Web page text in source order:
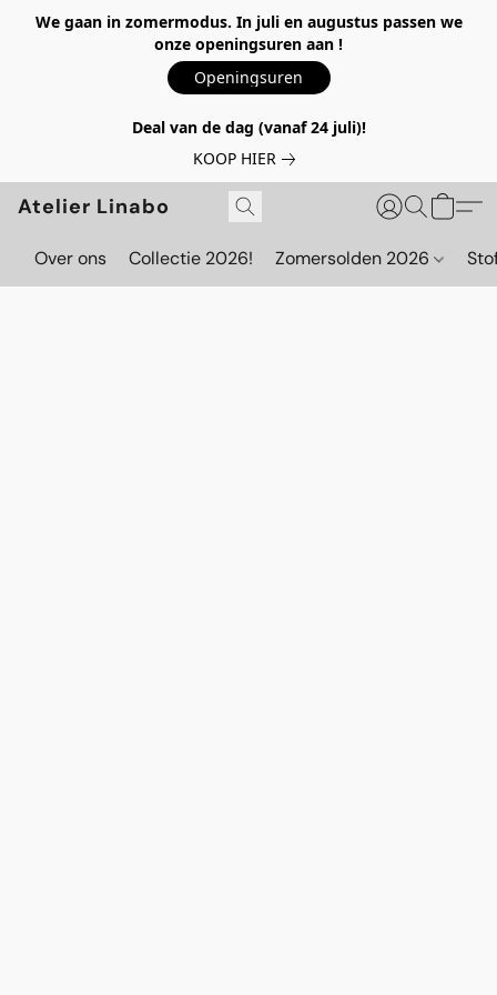
We gaan in zomermodus. In juli en augustus passen we
onze openingsuren aan !
Openingsuren
Deal van de dag (vanaf 24 juli)!
KOOP HIER
Atelier Linabo
Over ons Collectie 2026! Zomersolden 2026